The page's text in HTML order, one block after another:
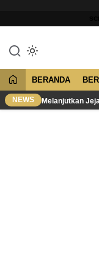
konten
BERANDA
NEWS Melanjutkan